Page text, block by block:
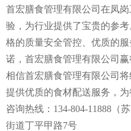
首宏膳食管理有限公司在凤
验，为行业提供了宝贵的参
格的质量安全管控、优质的
诺，首宏膳食管理有限公司
相信首宏膳食管理有限公司
提供优质的食材配送服务，为
咨询热线：134-804-11888（
街道丁平甲路7号